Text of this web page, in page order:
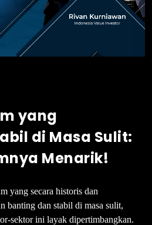
yang
di Masa Sulit:
Menarik!
yang secara historis dan
banting dan stabil di masa sulit,
sektor ini layak dipertimbangkan.